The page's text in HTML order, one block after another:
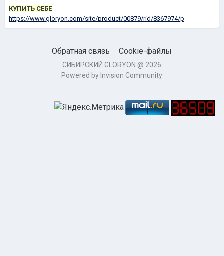
КУПИТЬ СЕБЕ
https://www.gloryon.com/site/product/00879/rid/8367974/p
Обратная связь Cookie-файлы
СИБИРСКИЙ GLORYON @ 2026
Powered by Invision Community